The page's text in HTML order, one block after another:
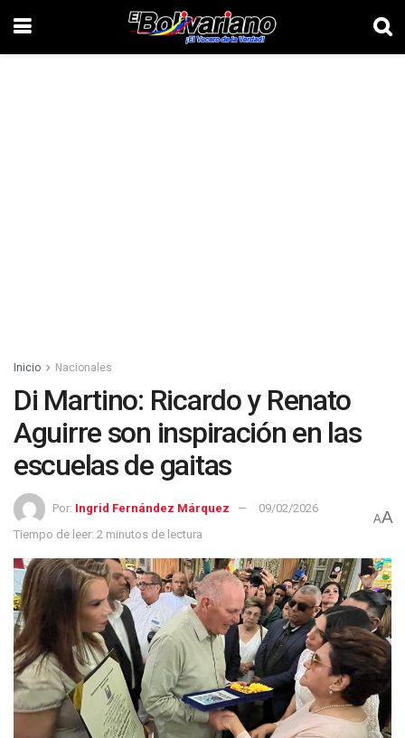
Inicio Nacionales
Di Martino: Ricardo y Renato
Aguirre son inspiración en las
escuelas de gaitas
Por: Ingrid Fernández Márquez
09/02/2026
Tiempo de leer: 2 minutos de lectura
AA